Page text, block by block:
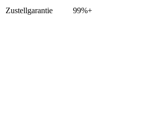
Zustellgarantie 99%+